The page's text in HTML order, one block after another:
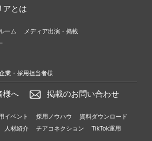
アとは
ーム
メディア出演・掲載
業・採用担当者様
様へ 掲載のお問い合わせ
イベント 採用ノウハウ
資料ダウンロード
人材紹介 チアコネクション
TikTok運用